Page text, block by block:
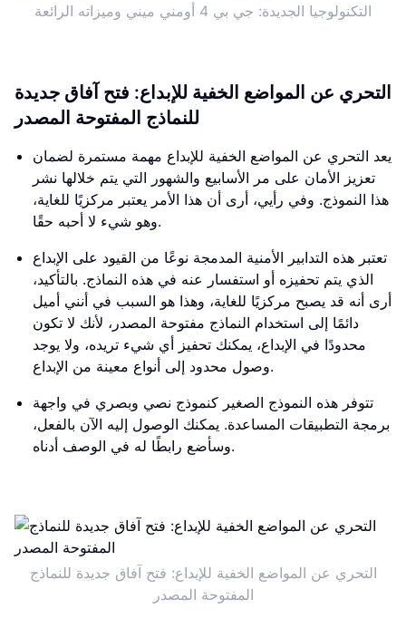
التكنولوجيا الجديدة: جي بي 4 أومني ميني وميزاته الرائعة
التحري عن المواضع الخفية للإبداع: فتح آفاق جديدة
للنماذج المفتوحة المصدر
يعد التحري عن المواضع الخفية للإبداع مهمة مستمرة لضمان
تعزيز الأمان على مر الأسابيع والشهور التي يتم خلالها نشر
هذا النموذج. وفي رأيي، أرى أن هذا الأمر يعتبر مركزيًا للغاية،
وهو شيء لا أحبه حقًا.
تعتبر هذه التدابير الأمنية المدمجة نوعًا من القيود على الإبداع
الذي يتم تحفيزه أو استفسار عنه في هذه النماذج. بالتأكيد،
أرى أنه قد يصبح مركزيًا للغاية، وهذا هو السبب في أنني أميل
دائمًا إلى استخدام النماذج مفتوحة المصدر، لأنك لا تكون
محدودًا في الإبداع، يمكنك تحفيز أي شيء تريده، ولا يوجد
وصول محدود إلى أنواع معينة من الإبداع.
تتوفر هذه النموذج الصغير كنموذج نصي وبصري في واجهة
برمجة التطبيقات المساعدة. يمكنك الوصول إليه الآن بالفعل،
وسأضع رابطًا له في الوصف أدناه.
التحري عن المواضع الخفية للإبداع: فتح آفاق جديدة للنماذج
المفتوحة المصدر